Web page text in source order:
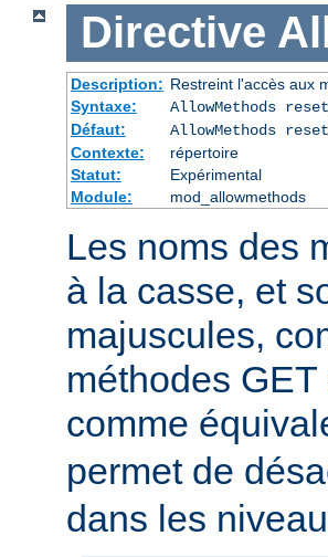
Directive
Description: Restreint l'accès aux
Syntaxe:
AllowMethods reset|
Défaut:
AllowMethods reset
Contexte:
répertoire
Statut:
Expérimental
Module:
mod_allowmethods
Les noms des
à la casse, et
majuscules,
méthodes
comme
permet de
dans les